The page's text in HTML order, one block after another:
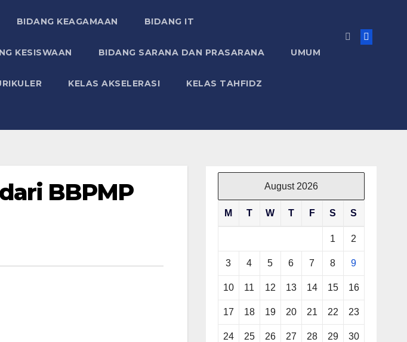
BIDANG KEAGAMAAN BIDANG IT
KESISWAAN BIDANG SARANA DAN PRASARANA UMUM
KELAS AKSELERASI KELAS TAHFIDZ
BBPMP
August 2026
M T W T F S S
1 2
3 4 5 6 7 8 9
10 11 12 13 14 15 16
17 18 19 20 21 22 23
24 25 26 27 28 29 30